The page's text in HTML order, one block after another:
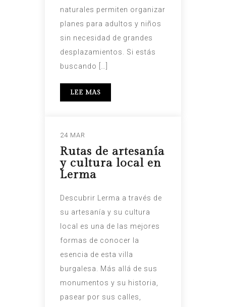
naturales permiten organizar
planes para adultos y niños
sin necesidad de grandes
desplazamientos. Si estás
buscando […]
LEE MAS
24 MAR
Rutas de artesanía
y cultura local en
Lerma
Descubrir Lerma a través de
su artesanía y su cultura
local es una de las mejores
formas de conocer la
esencia de esta villa
burgalesa. Más allá de sus
monumentos y su historia,
pasear por sus calles,